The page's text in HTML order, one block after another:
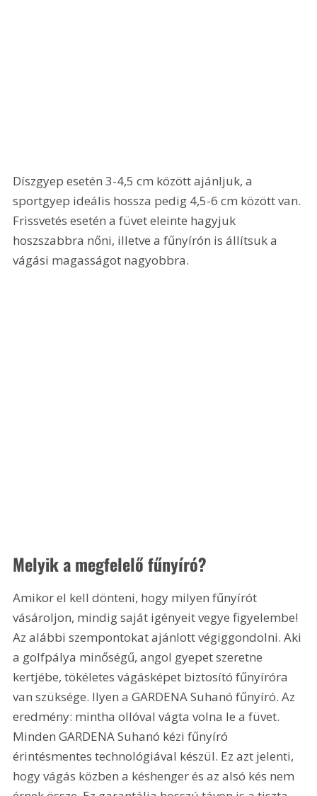
Díszgyep esetén 3-4,5 cm között ajánljuk, a
sportgyep ideális hossza pedig 4,5-6 cm között van.
Frissvetés esetén a füvet eleinte hagyjuk
hoszszabbra nőni, illetve a fűnyírón is állítsuk a
vágási magasságot nagyobbra.
Melyik a megfelelő fűnyíró?
Amikor el kell dönteni, hogy milyen fűnyírót
vásároljon, mindig saját igényeit vegye figyelembe!
Az alábbi szempontokat ajánlott végiggondolni. Aki
a golfpálya minőségű, angol gyepet szeretne
kertjébe, tökéletes vágásképet biztosító fűnyíróra
van szüksége. Ilyen a GARDENA Suhanó fűnyíró. Az
eredmény: mintha ollóval vágta volna le a füvet.
Minden GARDENA Suhanó kézi fűnyíró
érintésmentes technológiával készül. Ez azt jelenti,
hogy vágás közben a késhenger és az alsó kés nem